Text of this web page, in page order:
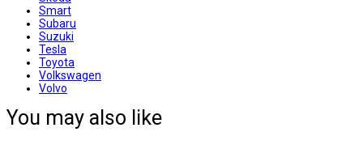
Smart
Subaru
Suzuki
Tesla
Toyota
Volkswagen
Volvo
You may also like